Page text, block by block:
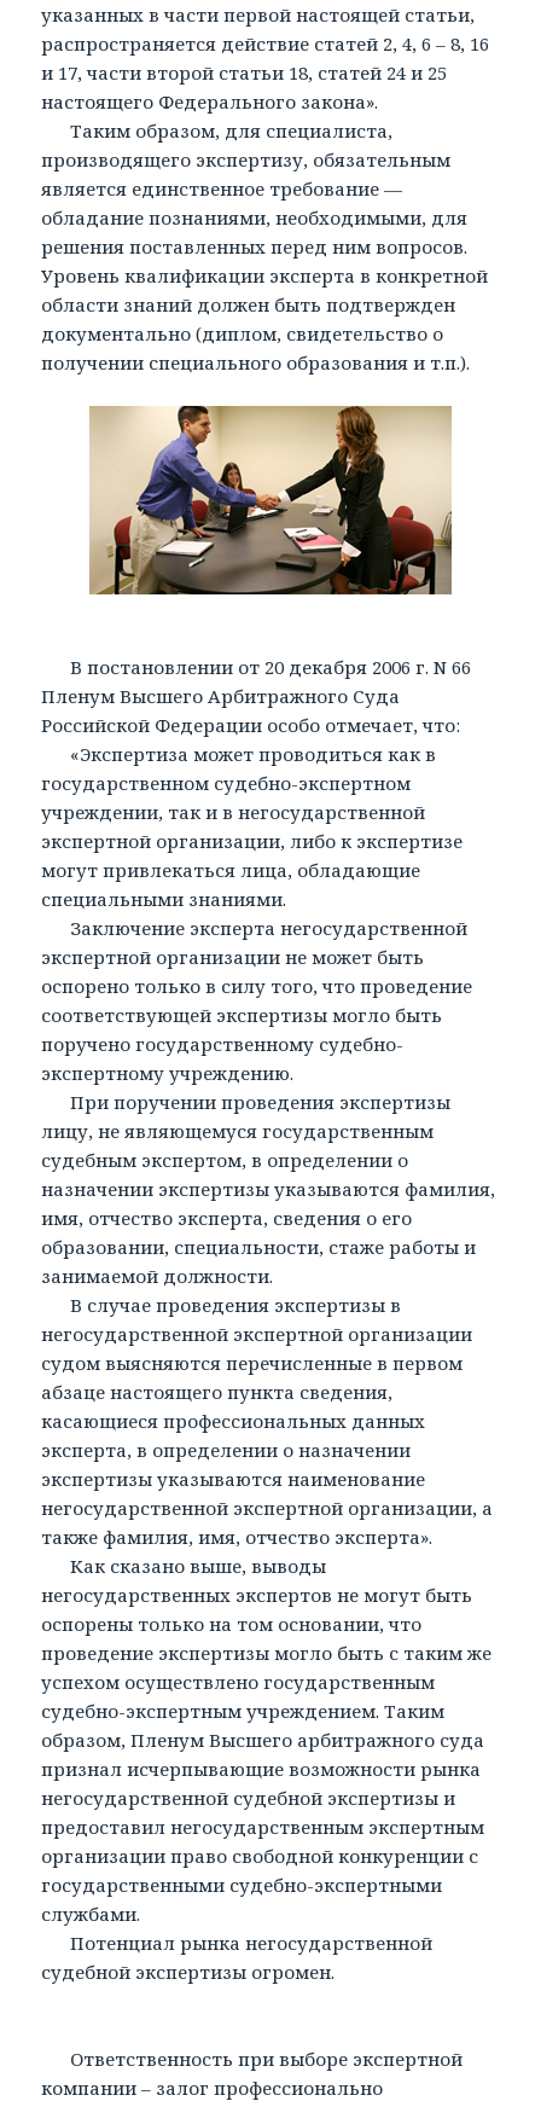
указанных в части первой настоящей статьи,
распространяется действие статей 2, 4, 6 – 8, 16
и 17, части второй статьи 18, статей 24 и 25
настоящего Федерального закона».
Таким образом, для специалиста,
производящего экспертизу, обязательным
является единственное требование —
обладание познаниями, необходимыми, для
решения поставленных перед ним вопросов.
Уровень квалификации эксперта в конкретной
области знаний должен быть подтвержден
документально (диплом, свидетельство о
получении специального образования и т.п.).
В постановлении от 20 декабря 2006 г. N 66
Пленум Высшего Арбитражного Суда
Российской Федерации особо отмечает, что:
«Экспертиза может проводиться как в
государственном судебно-экспертном
учреждении, так и в негосударственной
экспертной организации, либо к экспертизе
могут привлекаться лица, обладающие
специальными знаниями.
Заключение эксперта негосударственной
экспертной организации не может быть
оспорено только в силу того, что проведение
соответствующей экспертизы могло быть
поручено государственному судебно-
экспертному учреждению.
При поручении проведения экспертизы
лицу, не являющемуся государственным
судебным экспертом, в определении о
назначении экспертизы указываются фамилия,
имя, отчество эксперта, сведения о его
образовании, специальности, стаже работы и
занимаемой должности.
В случае проведения экспертизы в
негосударственной экспертной организации
судом выясняются перечисленные в первом
абзаце настоящего пункта сведения,
касающиеся профессиональных данных
эксперта, в определении о назначении
экспертизы указываются наименование
негосударственной экспертной организации, а
также фамилия, имя, отчество эксперта».
Как сказано выше, выводы
негосударственных экспертов не могут быть
оспорены только на том основании, что
проведение экспертизы могло быть с таким же
успехом осуществлено государственным
судебно-экспертным учреждением. Таким
образом, Пленум Высшего арбитражного суда
признал исчерпывающие возможности рынка
негосударственной судебной экспертизы и
предоставил негосударственным экспертным
организации право свободной конкуренции с
государственными судебно-экспертными
службами.
Потенциал рынка негосударственной
судебной экспертизы огромен.
Ответственность при выборе экспертной
компании – залог профессионально